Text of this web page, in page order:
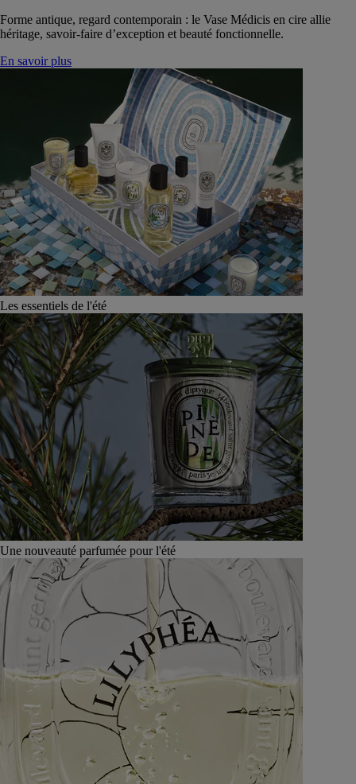
Forme antique, regard contemporain : le Vase Médicis en cire allie
héritage, savoir-faire d’exception et beauté fonctionnelle.
En savoir plus
Les essentiels de l'été
Une nouveauté parfumée pour l'été